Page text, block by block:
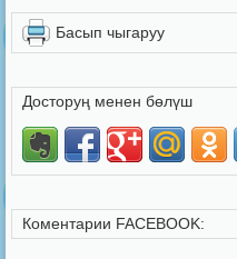
Басып чыгаруу
Досторуң менен бөлүш
Коментарии FACEBOOK: